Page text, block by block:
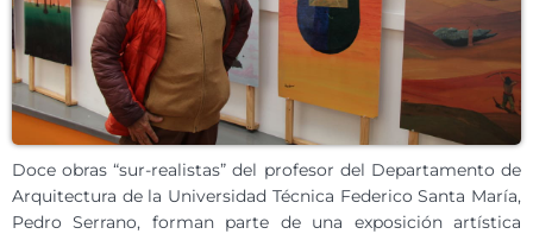
Doce obras “sur-realistas” del profesor del Departamento de
Arquitectura de la Universidad Técnica Federico Santa María,
Pedro Serrano, forman parte de una exposición artística